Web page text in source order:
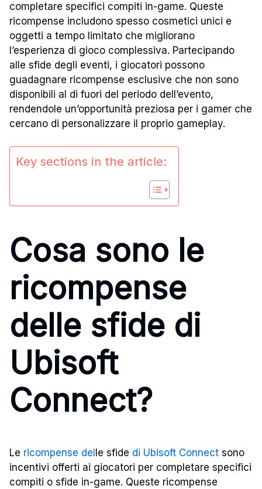
completare specifici compiti in-game. Queste
ricompense includono spesso cosmetici unici e
oggetti a tempo limitato che migliorano
l’esperienza di gioco complessiva. Partecipando
alle sfide degli eventi, i giocatori possono
guadagnare ricompense esclusive che non sono
disponibili al di fuori del periodo dell’evento,
rendendole un’opportunità preziosa per i gamer che
cercano di personalizzare il proprio gameplay.
Key sections in the article:
Cosa sono le
ricompense
delle sfide di
Ubisoft
Connect?
Le ricompense del le sfide di Ubisoft Connect sono
incentivi offerti ai giocatori per completare specifici
compiti o sfide in-game. Queste ricompense